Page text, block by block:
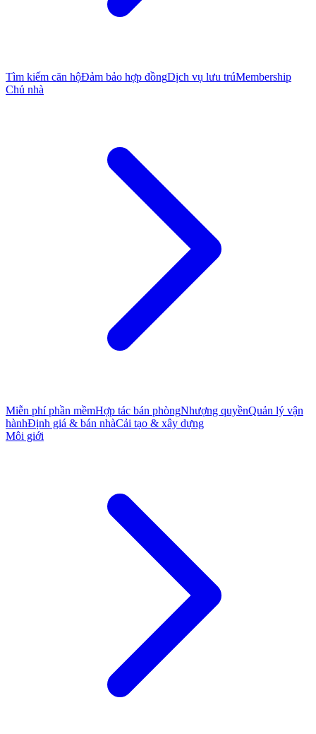
Tìm kiếm căn hộĐảm bảo hợp đồngDịch vụ lưu trúMembership
Chủ nhà
Miễn phí phần mềmHợp tác bán phòngNhượng quyềnQuản lý vận
hànhĐịnh giá & bán nhàCải tạo & xây dựng
Môi giới